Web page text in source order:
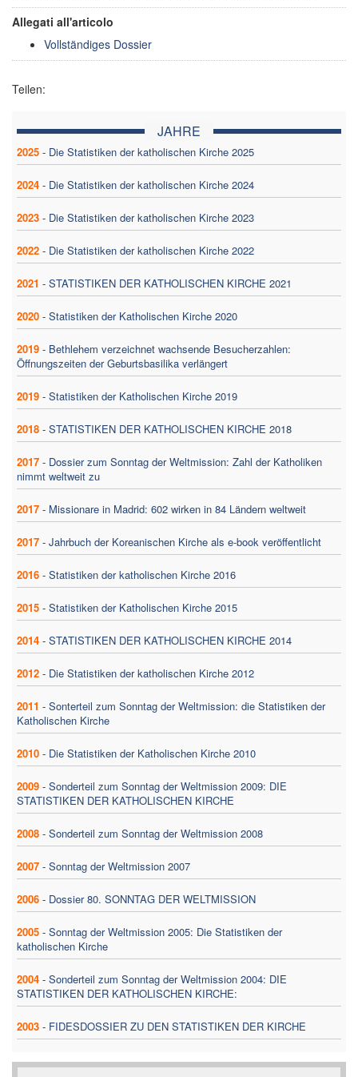
Allegati all'articolo
Vollständiges Dossier
Teilen:
JAHRE
2025 - Die Statistiken der katholischen Kirche 2025
2024 - Die Statistiken der katholischen Kirche 2024
2023 - Die Statistiken der katholischen Kirche 2023
2022 - Die Statistiken der katholischen Kirche 2022
2021 - STATISTIKEN DER KATHOLISCHEN KIRCHE 2021
2020 - Statistiken der Katholischen Kirche 2020
2019 - Bethlehem verzeichnet wachsende Besucherzahlen:
Öffnungszeiten der Geburtsbasilika verlängert
2019 - Statistiken der Katholischen Kirche 2019
2018 - STATISTIKEN DER KATHOLISCHEN KIRCHE 2018
2017 - Dossier zum Sonntag der Weltmission: Zahl der Katholiken
nimmt weltweit zu
2017 - Missionare in Madrid: 602 wirken in 84 Ländern weltweit
2017 - Jahrbuch der Koreanischen Kirche als e-book veröffentlicht
2016 - Statistiken der katholischen Kirche 2016
2015 - Statistiken der Katholischen Kirche 2015
2014 - STATISTIKEN DER KATHOLISCHEN KIRCHE 2014
2012 - Die Statistiken der katholischen Kirche 2012
2011 - Sonterteil zum Sonntag der Weltmission: die Statistiken der
Katholischen Kirche
2010 - Die Statistiken der Katholischen Kirche 2010
2009 - Sonderteil zum Sonntag der Weltmission 2009: DIE
STATISTIKEN DER KATHOLISCHEN KIRCHE
2008 - Sonderteil zum Sonntag der Weltmission 2008
2007 - Sonntag der Weltmission 2007
2006 - Dossier 80. SONNTAG DER WELTMISSION
2005 - Sonntag der Weltmission 2005: Die Statistiken der
katholischen Kirche
2004 - Sonderteil zum Sonntag der Weltmission 2004: DIE
STATISTIKEN DER KATHOLISCHEN KIRCHE:
2003 - FIDESDOSSIER ZU DEN STATISTIKEN DER KIRCHE